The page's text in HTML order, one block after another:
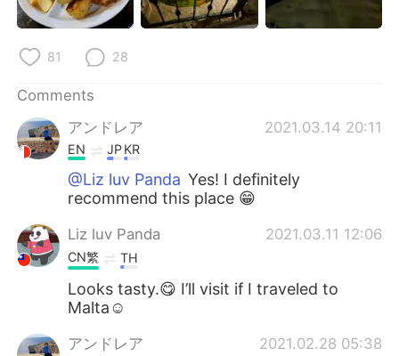
81 28
Comments
アンドレア
2021.03.14 20:11
EN JPKR
@Liz luv Panda Yes! I definitely
recommend this place 😁
Liz luv Panda 2021.03.11 12:06
CN繁 TH
Looks tasty.😋 I’ll visit if I traveled to
Malta☺️
アンドレア 2021.02.28 05:38